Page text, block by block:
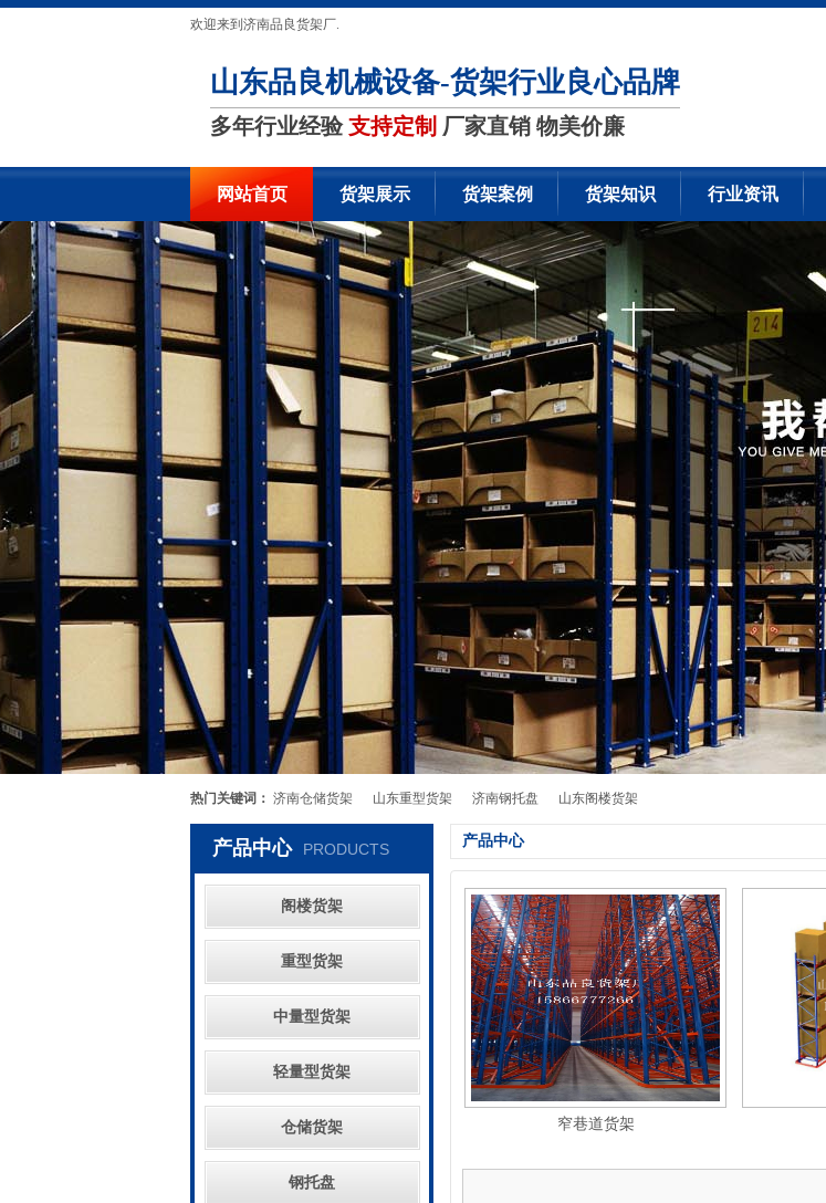
欢迎来到济南品良货架厂.
山东品良机械设备-货架行业良心品牌
多年行业经验支持定制 厂家直销 物美价廉
网站首页 货架展示 货架案例 货架知识 行业资讯
热门关键词： 济南仓储货架 山东重型货架 济南钢托盘 山东阁楼货架
产品中心 PRODUCTS
阁楼货架
重型货架
中量型货架
轻量型货架
仓储货架
钢托盘
产品中心
窄巷道货架